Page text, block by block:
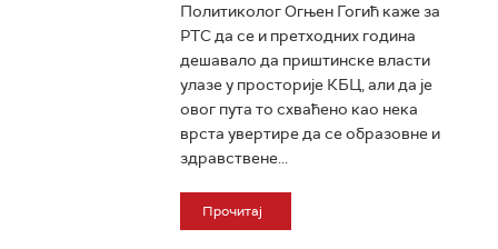
Политиколог Огњен Гогић каже за
РТС да се и претходних година
дешавало да приштинске власти
улазе у просторије КБЦ, али да је
овог пута то схваћено као нека
врста увертире да се образовне и
здравствене...
Прочитај